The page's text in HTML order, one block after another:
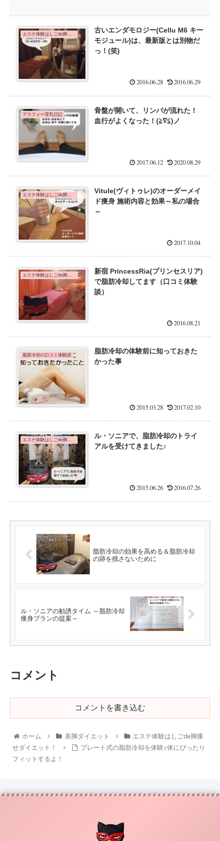
エステ体験はしごde脚痩せダイエット！
古いエンダモロジー(Cellu M6 キー
モジュール)は、最新版とは別物だ
っ！(笑)
2016.06.28 2016.06.29
アラフォー育乳日記
骨盤が開いて、リンパが流れた！
血行がよくなった！(≧∇≦)ノ
2017.06.12 2020.08.29
Vitule(ヴィトゥレ)のオーダーメイ
ド痩身 施術内容と効果～私の場合
～
2017.10.04
新宿 PrincessRia(プリンセスリア)
で脂肪冷却してます（口コミ体験
談）
2016.08.21
脂肪冷却の口コミ体験談
脂肪冷却の体験前に知っておきた
かった事
2015.03.28 2017.02.10
ル・ソニアで、脂肪冷却のトライ
アルを受けてきました♪
2015.06.26 2016.07.26
脂肪冷却の効果を高める＆脂肪冷却
の跡を残さないために
ル・ソニアの勧誘タイム ～脂肪冷却
痩身プランの提案～
コメント
コメントを書き込む
ホーム 美脚ダイエット
エステ体験はしごde脚痩
せダイエット！
プレート式の脂肪冷却を体験♪体にぴったり
フィットするよ！